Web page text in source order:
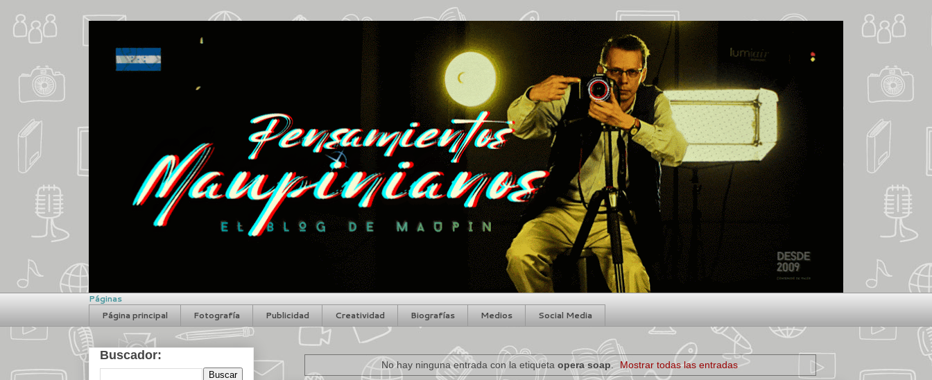
Páginas
Página principal
Fotografía Publicidad Creatividad Biografías Medios Social Media
No hay ninguna entrada con la etiqueta opera soap. Mostrar todas las entradas
Buscador: